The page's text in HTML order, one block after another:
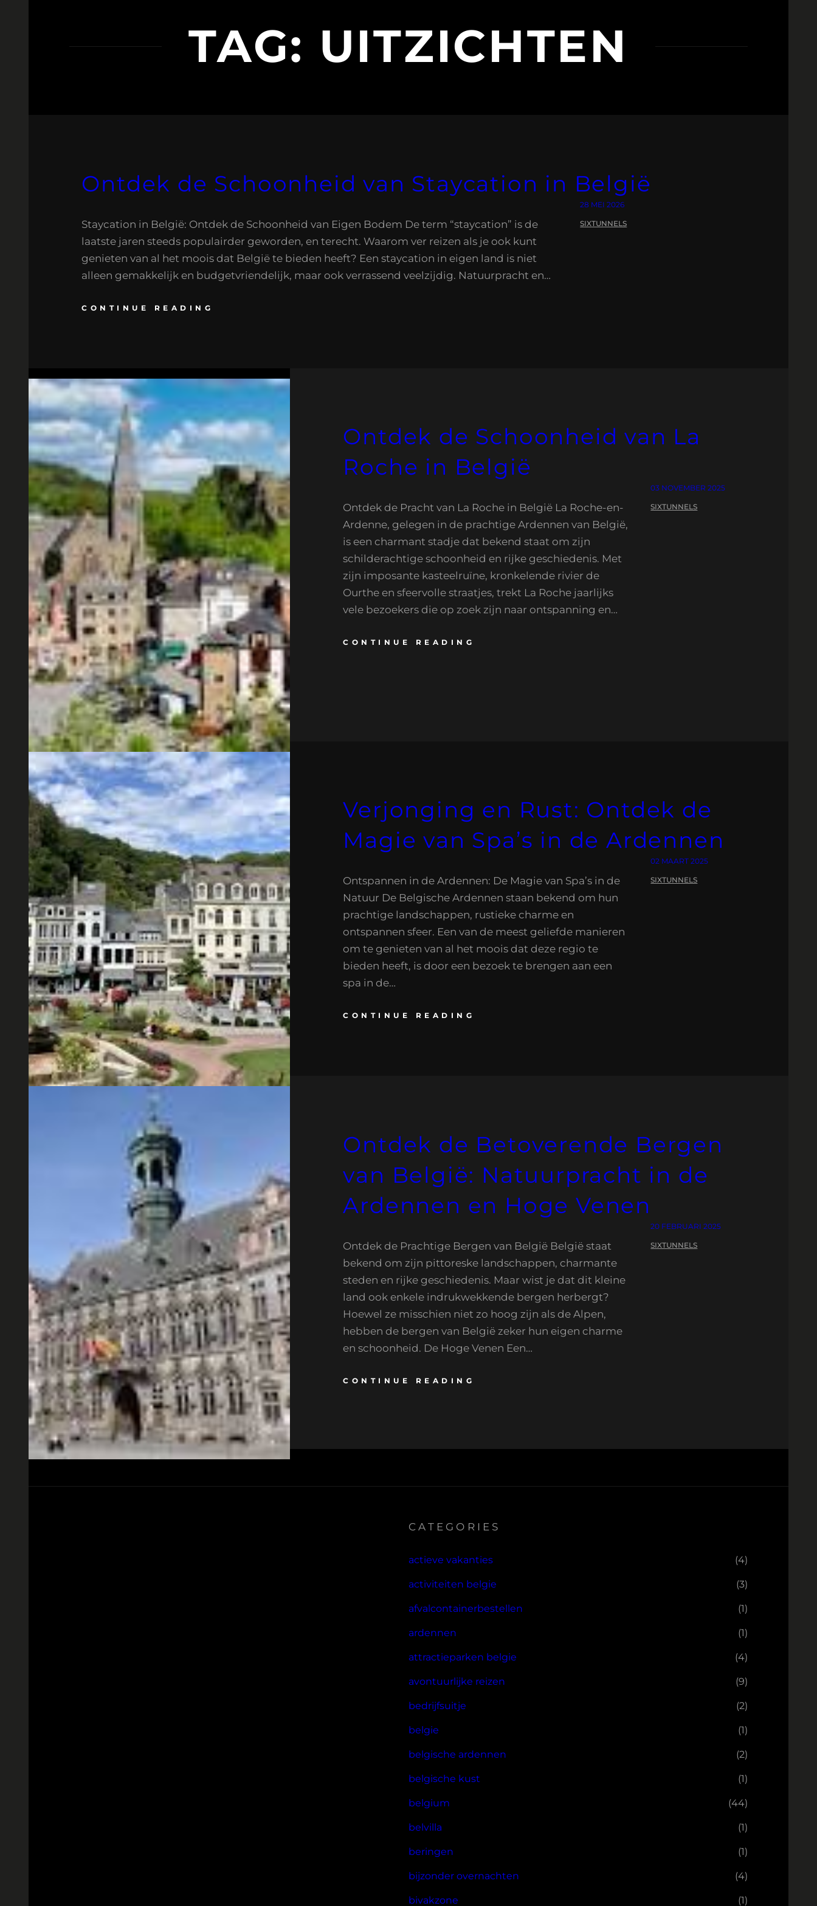
TAG: UITZICHTEN
Ontdek de Schoonheid van Staycation in België
Staycation in België: Ontdek de Schoonheid van Eigen Bodem De term “staycation” is de
laatste jaren steeds populairder geworden, en terecht. Waarom ver reizen als je ook kunt
genieten van al het moois dat België te bieden heeft? Een staycation in eigen land is niet
alleen gemakkelijk en budgetvriendelijk, maar ook verrassend veelzijdig. Natuurpracht en…
CONTINUE READING
28 MEI 2026
SIXTUNNELS
Ontdek de Schoonheid van La
Roche in België
Ontdek de Pracht van La Roche in België La Roche-en-
Ardenne, gelegen in de prachtige Ardennen van België,
is een charmant stadje dat bekend staat om zijn
schilderachtige schoonheid en rijke geschiedenis. Met
zijn imposante kasteelruïne, kronkelende rivier de
Ourthe en sfeervolle straatjes, trekt La Roche jaarlijks
vele bezoekers die op zoek zijn naar ontspanning en…
CONTINUE READING
03 NOVEMBER 2025
SIXTUNNELS
Verjonging en Rust: Ontdek de
Magie van Spa’s in de Ardennen
Ontspannen in de Ardennen: De Magie van Spa’s in de
Natuur De Belgische Ardennen staan bekend om hun
prachtige landschappen, rustieke charme en
ontspannen sfeer. Een van de meest geliefde manieren
om te genieten van al het moois dat deze regio te
bieden heeft, is door een bezoek te brengen aan een
spa in de…
CONTINUE READING
02 MAART 2025
SIXTUNNELS
Ontdek de Betoverende Bergen
van België: Natuurpracht in de
Ardennen en Hoge Venen
Ontdek de Prachtige Bergen van België België staat
bekend om zijn pittoreske landschappen, charmante
steden en rijke geschiedenis. Maar wist je dat dit kleine
land ook enkele indrukwekkende bergen herbergt?
Hoewel ze misschien niet zo hoog zijn als de Alpen,
hebben de bergen van België zeker hun eigen charme
en schoonheid. De Hoge Venen Een…
CONTINUE READING
20 FEBRUARI 2025
SIXTUNNELS
CATEGORIES
actieve vakanties (4)
activiteiten belgie (3)
afvalcontainerbestellen (1)
ardennen (1)
attractieparken belgie (4)
avontuurlijke reizen (9)
bedrijfsuitje (2)
belgie (1)
belgische ardennen (2)
belgische kust (1)
belgium (44)
belvilla (1)
beringen (1)
bijzonder overnachten (4)
bivakzone (1)